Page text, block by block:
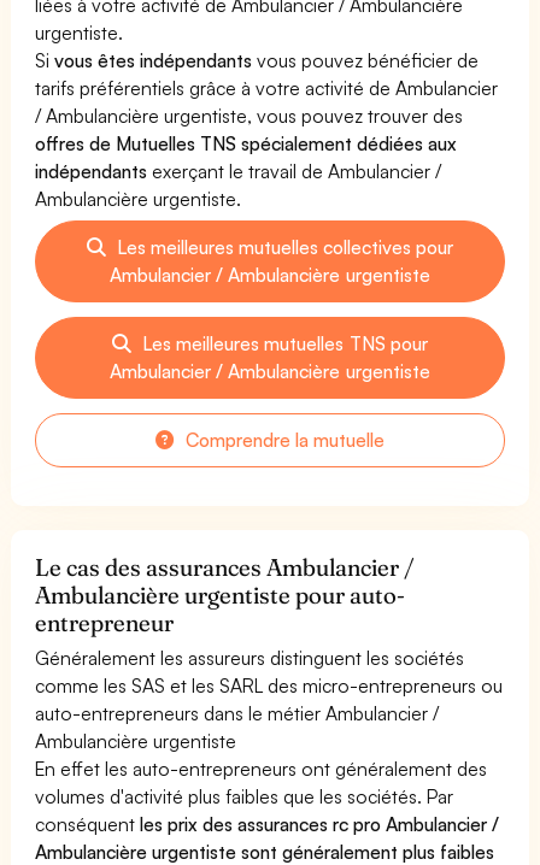
urgentiste.
Sivous êtes indépendants vous pouvez bénéficier de
tarifs préférentiels grâce à votre activité de Ambulancier
/ Ambulancière urgentiste, vous pouvez trouver des
offres de Mutuelles TNS spécialement dédiées aux
indépendants exerçant le travail de Ambulancier /
Ambulancière urgentiste.
Les meilleures mutuelles collectives pour
Ambulancier / Ambulancière urgentiste
Les meilleures mutuelles TNS pour
Ambulancier / Ambulancière urgentiste
Comprendre la mutuelle
Le cas des assurances Ambulancier /
Ambulancière urgentiste pour auto-
entrepreneur
Généralement les assureurs distinguent les sociétés
comme les SAS et les SARL des micro-entrepreneurs ou
auto-entrepreneurs dans le métier Ambulancier /
Ambulancière urgentiste
En effet les auto-entrepreneurs ont généralement des
volumes d'activité plus faibles que les sociétés. Par
conséquentles prix des assurances rc pro Ambulancier /
Ambulancière urgentiste sont généralement plus faibles